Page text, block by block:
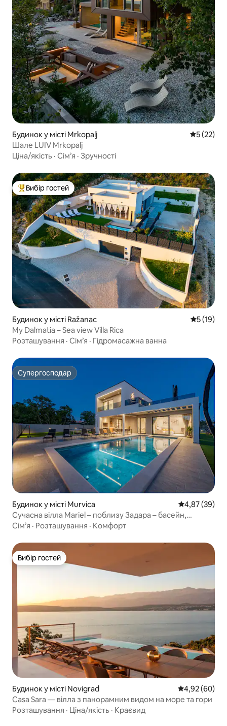
Будинок у місті Mrkopalj Середня
5 (22)
Шале LUIV Mrkopalj
Ціна/якість · Сім’я · Зручності
Топ вибір гостей
Вибір гостей
Будинок у місті Ražanac Середня
5 (19)
My Dalmatia – Sea view Villa Rica
Розташування · Сім’я · Гідромасажна ванна
Супергосподар
Супергосподар
Будинок у місті Murvica Середня
4,87 (39)
Сучасна вілла Mariel – поблизу Задара – басейн,
джакузі, тренажерний зал
Сім’я · Розташування · Комфорт
Вибір гостей
Вибір гостей
Будинок у місті Novigrad Середня
4,92 (60)
Casa Sara — вілла з панорамним видом на море та гори
Розташування · Ціна/якість · Краєвид